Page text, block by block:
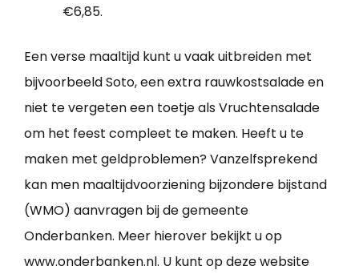
€6,85.
Een verse maaltijd kunt u vaak uitbreiden met
bijvoorbeeld Soto, een extra rauwkostsalade en
niet te vergeten een toetje als Vruchtensalade
om het feest compleet te maken. Heeft u te
maken met geldproblemen? Vanzelfsprekend
kan men maaltijdvoorziening bijzondere bijstand
(WMO) aanvragen bij de gemeente
Onderbanken. Meer hierover bekijkt u op
www.onderbanken.nl. U kunt op deze website